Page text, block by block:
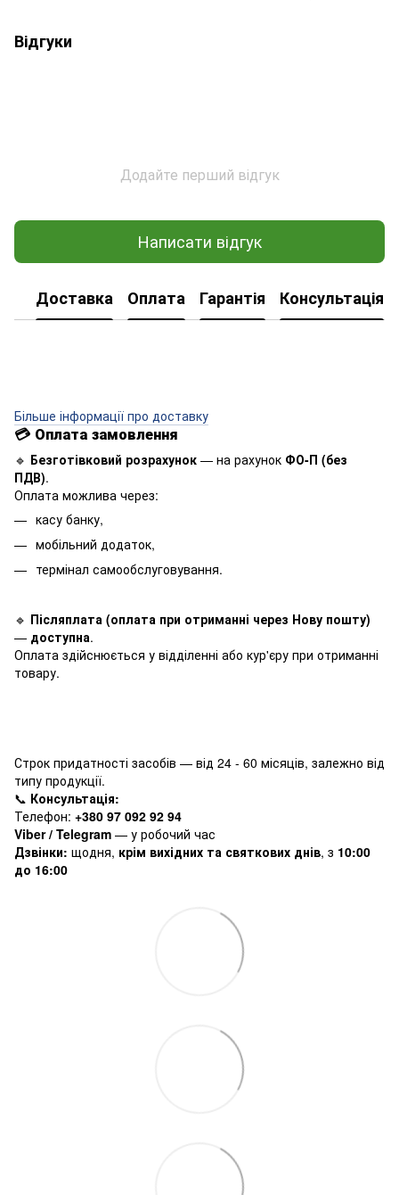
Відгуки
Додайте перший відгук
Написати відгук
Доставка Оплата Гарантія Консультація
Більше інформації про доставку
💳 Оплата замовлення
🔹 Безготівковий розрахунок — на рахунок ФО-П (без
ПДВ).
Оплата можлива через:
касу банку,
мобільний додаток,
термінал самообслуговування.
🔹 Післяплата (оплата при отриманні через Нову пошту)
— доступна.
Оплата здійснюється у відділенні або кур'єру при отриманні
товару.
Строк придатності засобів — від 24 - 60 місяців, залежно від
типу продукції.
📞 Консультація:
Телефон: +380 97 092 92 94
Viber / Telegram — у робочий час
Дзвінки: щодня, крім вихідних та святкових днів, з 10:00
до 16:00